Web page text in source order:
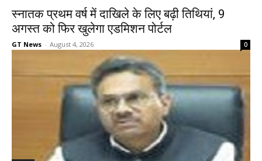
स्नातक प्रथम वर्ष में दाखिले के लिए बढ़ी तिथियां, 9
अगस्त को फिर खुलेगा एडमिशन पोर्टल
GT News - August 4, 2026 0